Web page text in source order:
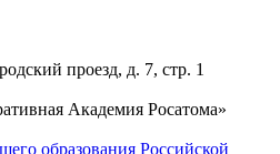
проезд, д. 7, стр. 1
Академия Росатома»
образования Российской